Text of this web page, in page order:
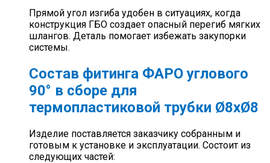
Прямой угол изгиба удобен в ситуациях, когда
конструкция ГБО создает опасный перегиб мягких
шлангов. Деталь помогает избежать закупорки
системы.
Состав фитинга ФАРО углового
90° в сборе для
термопластиковой трубки Ø8хØ8
Изделие поставляется заказчику собранным и
готовым к установке и эксплуатации. Состоит из
следующих частей: